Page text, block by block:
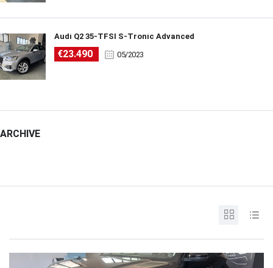
Audi Q2 35-TFSI S-Tronic Advanced
€23.490 05/2023
ARCHIVE